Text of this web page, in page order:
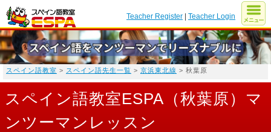
Teacher Register |Teacher Login
スペイン語教室 > スペイン語先生一覧 > 京浜東北線 > 秋葉原
スペイン語教室ESPA（秋葉原）マ
ンツーマンレッスン